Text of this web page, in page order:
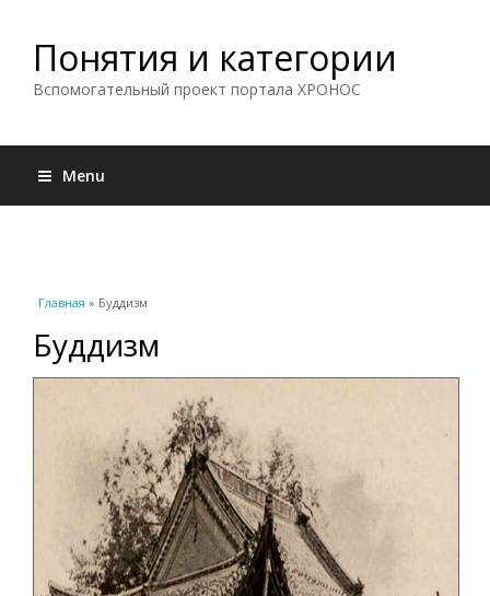
Понятия и категории
Вспомогательный проект портала ХРОНОС
Menu
Вы здесь
Главная » Буддизм
Буддизм